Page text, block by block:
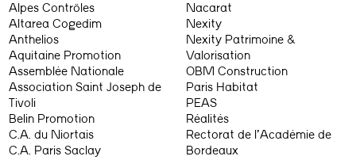
Alpes Contrôles
Altarea Cogedim
Anthelios
Aquitaine Promotion
Assemblée Nationale
Association Saint Joseph de
Tivoli
Belin Promotion
C.A. du Niortais
C.A. Paris Saclay
Nacarat
Nexity
Nexity Patrimoine &
Valorisation
OBM Construction
Paris Habitat
PEAS
Réalités
Rectorat de l’Académie de
Bordeaux